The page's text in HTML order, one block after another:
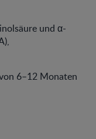
und α-
6–12 Monaten